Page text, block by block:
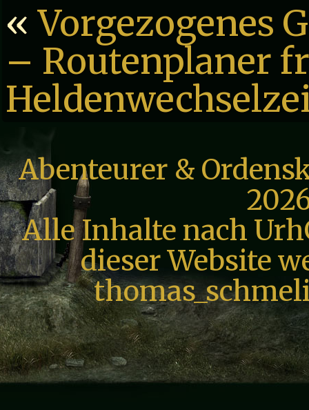
«Vorgezogenes
– Routenplaner
Abenteurer &
Alle Inhalte nach
dieser Website